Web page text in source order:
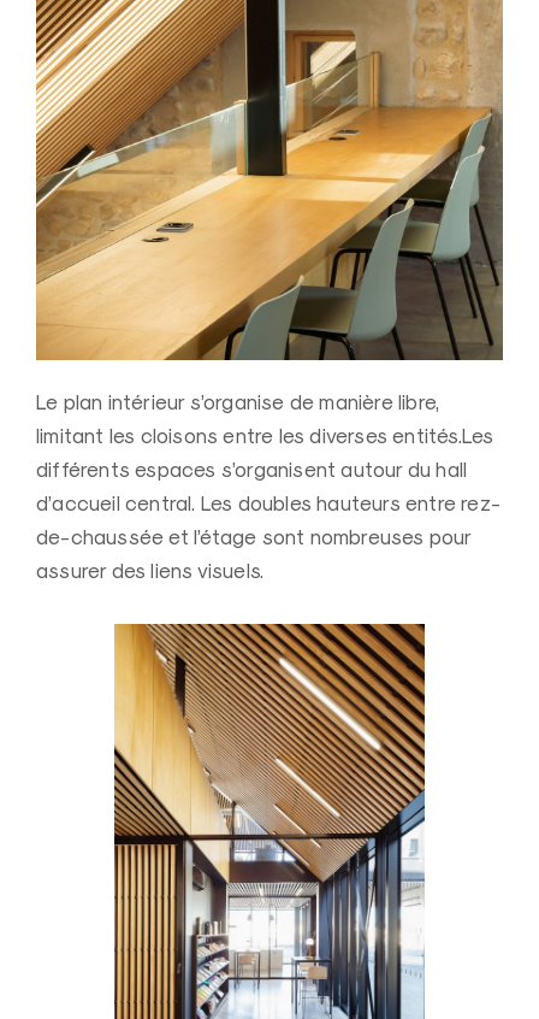
Le plan intérieur s’organise de manière libre,
limitant les cloisons entre les diverses entités.Les
différents espaces s’organisent autour du hall
d’accueil central. Les doubles hauteurs entre rez-
de-chaussée et l’étage sont nombreuses pour
assurer des liens visuels.